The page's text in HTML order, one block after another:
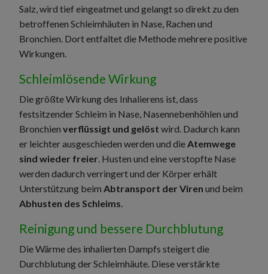
Salz, wird tief eingeatmet und gelangt so direkt zu den
betroffenen Schleimhäuten in Nase, Rachen und
Bronchien. Dort entfaltet die Methode mehrere positive
Wirkungen.
Schleimlösende Wirkung
Die größte Wirkung des Inhalierens ist, dass
festsitzender Schleim in Nase, Nasennebenhöhlen und
Bronchien verflüssigt und gelöst wird. Dadurch kann
er leichter ausgeschieden werden und die Atemwege
sind wieder freier . Husten und eine verstopfte Nase
werden dadurch verringert und der Körper erhält
Unterstützung beim Abtransport der Viren und beim
Abhusten des Schleims
Reinigung und bessere Durchblutung
Die Wärme des inhalierten Dampfs steigert die
Durchblutung der Schleimhäute. Diese verstärkte